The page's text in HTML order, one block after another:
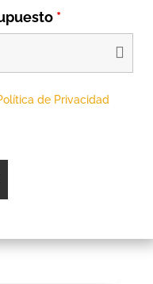
*
de Privacidad